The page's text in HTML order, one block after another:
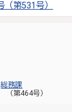
第531号）
総務課
第464号）